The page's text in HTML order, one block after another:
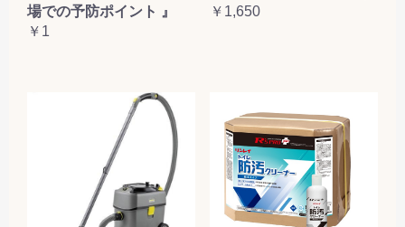
場での予防ポイント 』
￥1
￥1,650